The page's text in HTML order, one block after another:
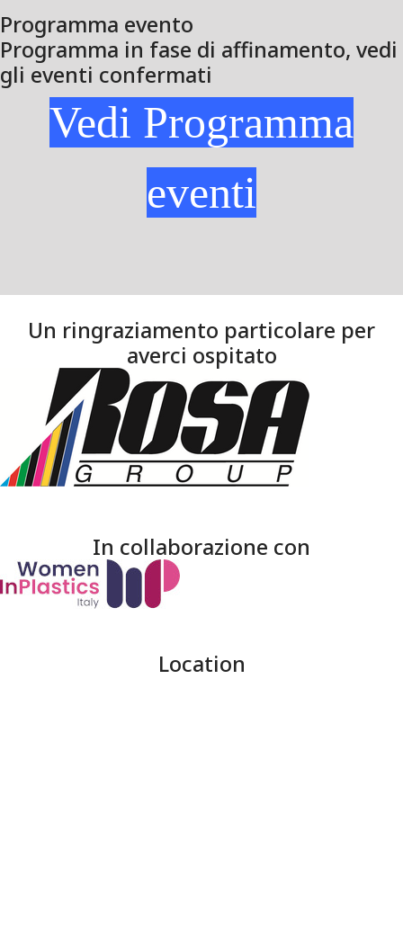
Programma evento
Programma in fase di affinamento, vedi
gli eventi confermati
Vedi Programma
eventi
Un ringraziamento particolare per
averci ospitato
In collaborazione con
Location